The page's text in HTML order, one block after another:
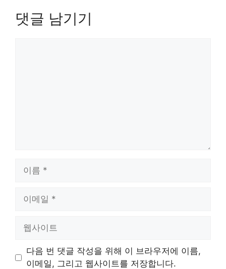
댓글 남기기
트
다음 번 댓글 작성을 위해 이 브라우저에 이름,
이메일, 그리고 웹사이트를 저장합니다.